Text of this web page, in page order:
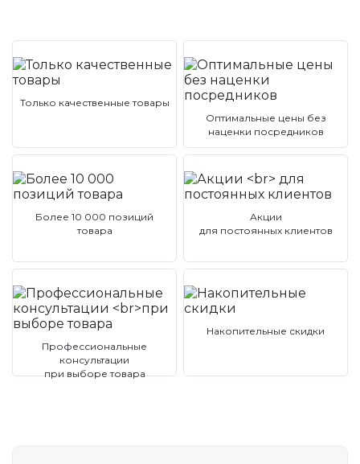
Только качественные товары
Оптимальные цены без
наценки посредников
Более 10 000 позиций
товара
Акции
для постоянных клиентов
Профессиональные
консультации
при выборе товара
Накопительные скидки